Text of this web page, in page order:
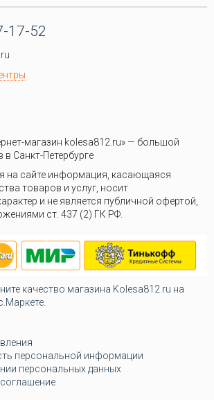
17-52
магазин kolesa812.ru» — большой
Санкт-Петербурге
на сайте информация, касающаяся
товаров и услуг, носит
и не является публичной офертой,
ст. 437 (2) ГК РФ.
персональной информации
персональных данных